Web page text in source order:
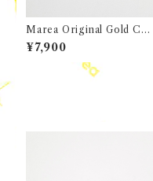
Marea Original Gold Coa
ting エナメル / Gold スク
ア プレート シェル トッ
¥7,900